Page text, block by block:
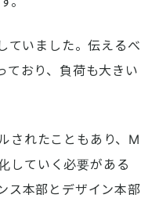
ていました。伝えるべ
ており、負荷も大きい
されたこともあり、M
していく必要がある
ス本部とデザイン本部